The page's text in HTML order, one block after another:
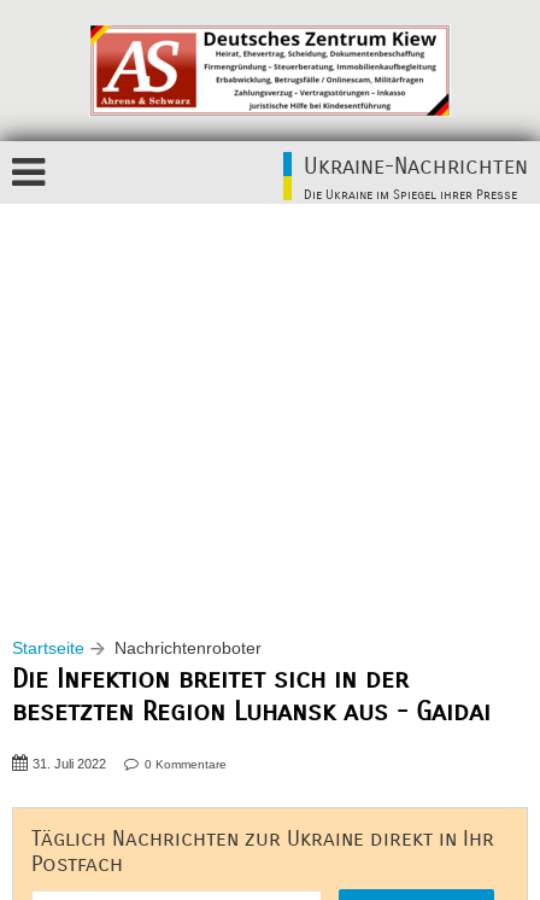
Ukraine-Nachrichten
Die Ukraine im Spiegel ihrer Presse
Startseite Nachrichtenroboter
Die Infektion breitet sich in der
besetzten Region Luhansk aus - Gaidai
31. Juli 2022 0 Kommentare
Täglich Nachrichten zur Ukraine direkt in Ihr
Postfach